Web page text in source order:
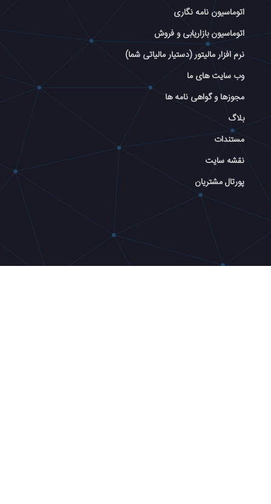
اتوماسیون نامه نگاری
اتوماسیون بازاریابی و فروش
نرم افزار مالیتور (دستیار مالیاتی شما)
وب سایت های ما
مجوزها و گواهی نامه ها
بلاگ
مستندات
نقشه سایت
پورتال مشتریان